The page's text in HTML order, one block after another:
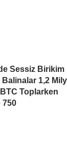
Sessiz Birikim
Balinalar 1,2
BTC Toplarken
750